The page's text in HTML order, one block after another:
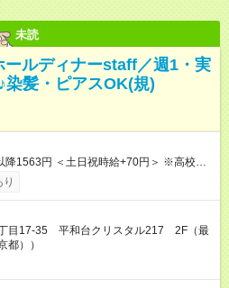
未読
ルディナーstaff／週1・実
髪・ピアスOK(規)
給+70円＞ ※高校生
採用時と同じです。 ※最大12ヶ月の間
目17-35 平和台クリスタル217 2F（最
都））